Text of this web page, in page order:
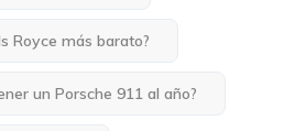
Royce más barato?
un Porsche 911 al año?